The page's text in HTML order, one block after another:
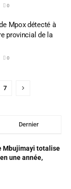
0
Mpox détecté à
provincial de la
0
7
Dernier
Mbujimayi totalise
une année,